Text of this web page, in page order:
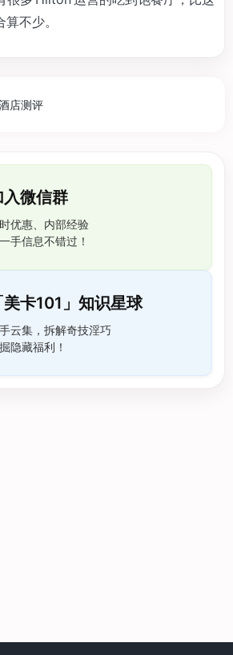
不少。
店测评
入微信群
优惠、内部经验
手信息不错过！
美卡101」知识星球
云集，拆解奇技淫巧
隐藏福利！